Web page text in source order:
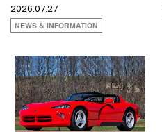
2026.07.27
NEWS & INFORMATION